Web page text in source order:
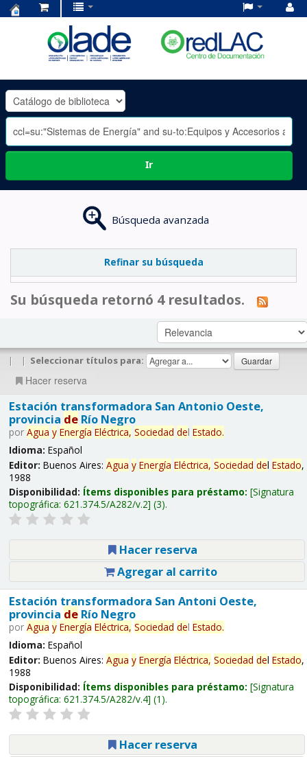
OLADE
-
Ir
Búsqueda avanzada
Refinar su búsqueda
Su búsqueda retornó 4 resultados.
| | Seleccionar títulos para:
Hacer reserva
Estación transformadora San Antonio Oeste,
provincia deRío Negro
por Agua y Energía Eléctrica, Sociedad del Estado.
Idioma: Español
Editor: Buenos Aires: Agua y Energía Eléctrica, Sociedad del Estado,
1988
Disponibilidad: Ítems disponibles para préstamo: Signatura
topográfica: 621.374.5/A282/v.2 (3).
Hacer reserva
Agregar al carrito
Estación transformadora San Antoni Oeste,
provincia deRío Negro
por Agua y Energía Eléctrica, Sociedad del Estado.
Idioma: Español
Editor: Buenos Aires: Agua y Energía Eléctrica, Sociedad del Estado,
1988
Disponibilidad: Ítems disponibles para préstamo: Signatura
topográfica: 621.374.5/A282/v.4 (1).
Hacer reserva